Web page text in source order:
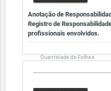
Anotação de
Registro de
profissionais envolvidos.
Quantidade de Folhas